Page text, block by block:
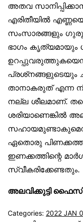
അതവ
എരിതീയിൽ
സംസാരങ്ങളും
ഭാഗം കൃത്യമായും
പ്രശ്‌നങ്ങളുടെയും
താനാകരുത് എന്ന
നല്ല ശീലമാണ്.
ശരിയാണെങ്കിൽ
ഏതൊരു
ഇണക്കത്തിന്റെ
സ്വീകരിക്കേണ്ടതും.
അലവിക്കുട്ടി
Categories: 2022 JAN